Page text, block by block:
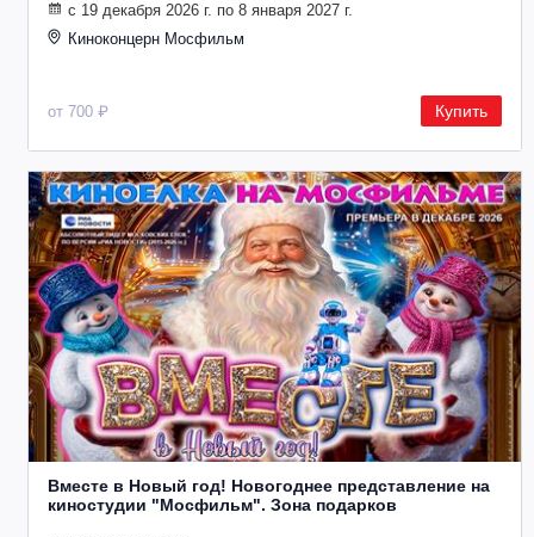
с 19 декабря 2026 г. по 8 января 2027 г.
Киноконцерн Мосфильм
от 700 ₽ Купить
Вместе в Новый год! Новогоднее представление на
киностудии "Мосфильм". Зона подарков